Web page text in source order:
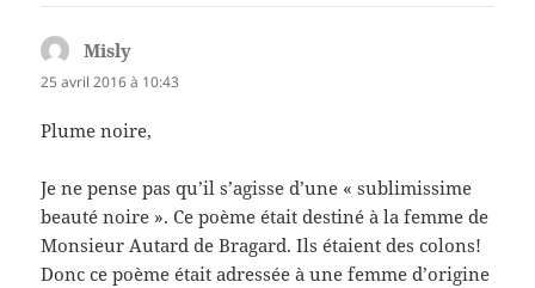
Misly
25 avril 2016 à 10:43
Plume noire,
Je ne pense pas qu’il s’agisse d’une « sublimissime
beauté noire ». Ce poème était destiné à la femme de
Monsieur Autard de Bragard. Ils étaient des colons!
Donc ce poème était adressée à une femme d’origine